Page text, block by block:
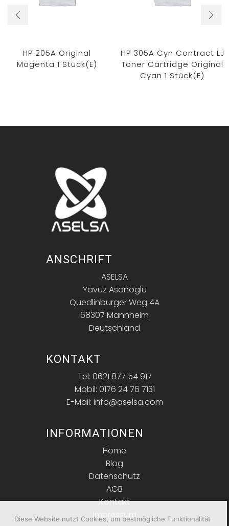
HP 205A Original
Magenta 1 Stück(e)
HP 305A Cyn Contract LJ
Toner Cartridge Original
Cyan 1 Stück(e)
ANSCHRIFT
ASELSA
Yavuz Asanoglu
Quedlinburger Weg 4A
68307 Mannheim
Deutschland
KONTAKT
Tel: 0621 877 54 917
Mobil: 0176 24 76 7131
E-Mail: info@aselsa.com
INFORMATIONEN
Home
Blog
Datenschutz
AGB
Kontakt
Impressum
Diese Website nutzt Cookies, um bestmögliche Funktionalität